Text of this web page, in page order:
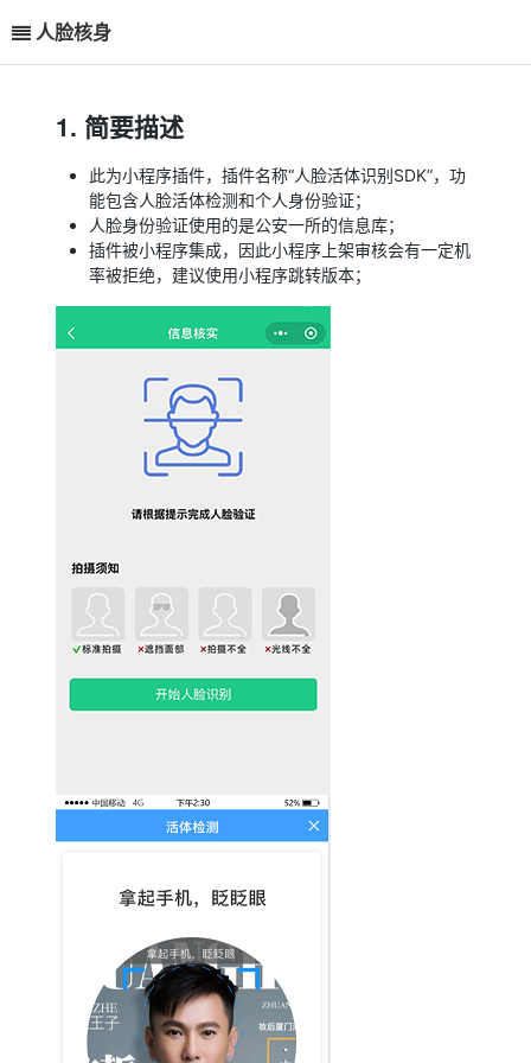
人脸核身
1. 简要描述
此为小程序插件，插件名称“人脸活体识别SDK”，功
能包含人脸活体检测和个人身份验证；
人脸身份验证使用的是公安一所的信息库；
插件被小程序集成，因此小程序上架审核会有一定机
率被拒绝，建议使用小程序跳转版本；